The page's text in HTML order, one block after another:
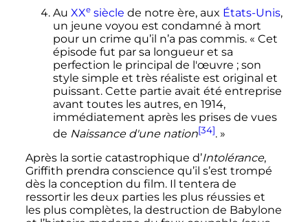
Au XXesiècle de notre ère, aux États-Unis,
un jeune voyou est condamné à mort
pour un crime qu’il n’a pas commis. « Cet
épisode fut par sa longueur et sa
perfection le principal de l'œuvre ; son
style simple et très réaliste est original et
puissant. Cette partie avait été entreprise
avant toutes les autres, en 1914,
immédiatement après les prises de vues
de Naissance d'une nation[34]. »
Après la sortie catastrophique d’Intolérance,
Griffith prendra conscience qu’il s’est trompé
dès la conception du film. Il tentera de
ressortir les deux parties les plus réussies et
les plus complètes, la destruction de Babylone